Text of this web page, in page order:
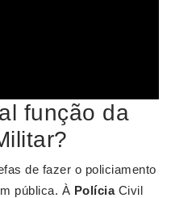
função da
de fazer o policiamento
pública. À PolíciaCivil